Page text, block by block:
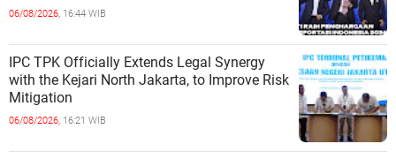
06/08/2026, 16:44 WIB
IPC TPK Officially Extends Legal Synergy
with the Kejari North Jakarta, to Improve Risk
Mitigation
06/08/2026, 16:21 WIB